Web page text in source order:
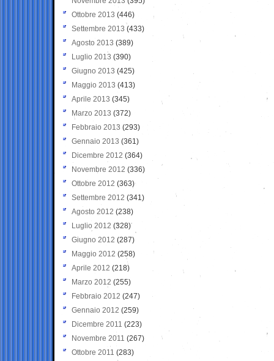
Ottobre 2013 (446)
Settembre 2013 (433)
Agosto 2013 (389)
Luglio 2013 (390)
Giugno 2013 (425)
Maggio 2013 (413)
Aprile 2013 (345)
Marzo 2013 (372)
Febbraio 2013 (293)
Gennaio 2013 (361)
Dicembre 2012 (364)
Novembre 2012 (336)
Ottobre 2012 (363)
Settembre 2012 (341)
Agosto 2012 (238)
Luglio 2012 (328)
Giugno 2012 (287)
Maggio 2012 (258)
Aprile 2012 (218)
Marzo 2012 (255)
Febbraio 2012 (247)
Gennaio 2012 (259)
Dicembre 2011 (223)
Novembre 2011 (267)
Ottobre 2011 (283)